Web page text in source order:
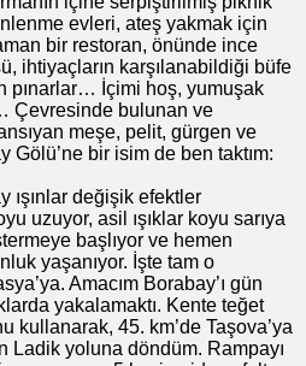
evleri, ateş yakmak için
bir restoran, önünde ince
ihtiyaçların karşılanabildiği büfe
pınarlar… İçimi hoş, yumuşak
Çevresinde bulunan ve
meşe, pelit, gürgen ve
bir isim de ben taktım:
ışınlar değişik efektler
uzuyor, asil ışıklar koyu sarıya
başlıyor ve hemen
yaşanıyor. İşte tam o
Amacım Borabay’ı gün
yakalamaktı. Kente teğet
kullanarak, 45. km’de Taşova’ya
Ladik yoluna döndüm. Rampayı